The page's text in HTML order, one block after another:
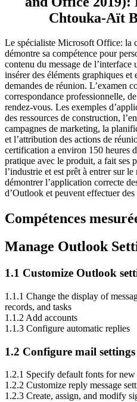
Chtouka-Aït
Le spécialiste Microsoft Office: la
démontre sa compétence pour
contenu du message de
insérer des éléments graphiques et
demandes de réunion. L’examen
correspondance professionnelle,
rendez-vous. Les exemples
des ressources de construction,
campagnes de marketing, la
et l’attribution des actions de
certification a environ 150 heures
pratique avec le produit, a fait ses
l’industrie et est prêt à entrer sur
démontrer l’application correcte
d’Outlook et peuvent effectuer des
Compétences
Manage Outlook
1.1 Customize Outlook
1.1.1 Change the display of
records, and tasks
1.1.2 Add accounts
1.1.3 Configure automatic replies
1.2 Configure mail settings
1.2.1 Specify default fonts for new
1.2.2 Customize reply message
1.2.3 Create, assign, and modify